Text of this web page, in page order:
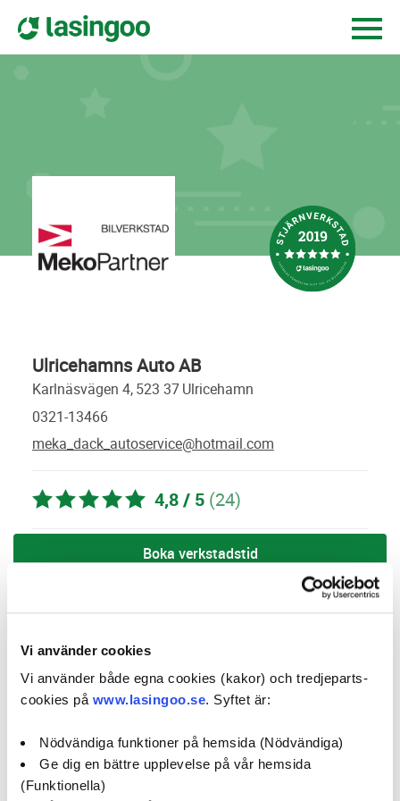
Vi använder cookies
Vi använder både egna cookies (kakor) och tredjeparts-
cookies på www.lasingoo.se. Syftet är:
Nödvändiga funktioner på hemsida (Nödvändiga)
Ge dig en bättre upplevelse på vår hemsida
(Funktionella)
Ulricehamns Auto AB
karlnäsvägen 4, 523 37 ulricehamn
0321-13466
meka_dack_autoservice@hotmail.com
(24)
4,8 / 5
Boka verkstadstid
öppettider:
social media:
Företagsprofil Omdömen
Kampanjer